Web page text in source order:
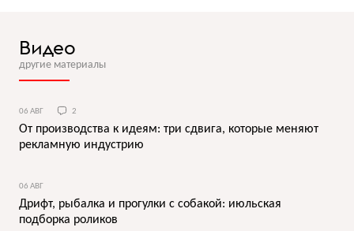
Видео
другие материалы
06 АВГ 2
От производства к идеям: три сдвига, которые меняют
рекламную индустрию
06 АВГ
Дрифт, рыбалка и прогулки с собакой: июльская
подборка роликов